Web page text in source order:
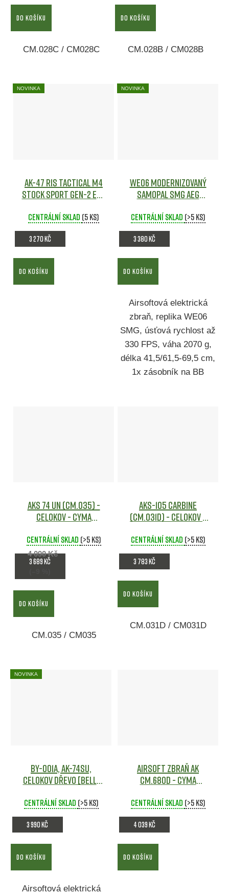
DO KOŠÍKU
CM.028C / CM028C
DO KOŠÍKU
CM.028B / CM028B
NOVINKA
AK-47 RIS Tactical M4
Stock SPORT GEN-2 ETU
Centrální sklad (5 ks)
3 270 Kč
DO KOŠÍKU
NOVINKA
WE06 modernizovaný
samopal SMG AEG
Airsoft
Centrální sklad (>5 ks)
3 380 Kč
DO KOŠÍKU
Airsoftová elektrická
zbraň, replika WE06
SMG, úsťová rychlost až
330 FPS, váha 2070 g,
délka 41,5/61,5-69,5 cm,
1x zásobník na BB
AKS 74 UN (CM.035) -
celokov - CYMA
Centrální sklad (>5 ks)
3 689 Kč
4 090 Kč
DO KOŠÍKU
CM.035 / CM035
AKS-105 Carbine
(CM.031D) - celokov -
Centrální sklad (>5 ks)
3 783 Kč
DO KOŠÍKU
CM.031D / CM031D
NOVINKA
BY-001A, AK-74SU,
celokov dřevo [Bell]
Centrální sklad (>5 ks)
3 990 Kč
DO KOŠÍKU
Airsoftová elektrická
Airsoft zbraň AK
CM.680D - CYMA
Centrální sklad (>5 ks)
4 039 Kč
DO KOŠÍKU